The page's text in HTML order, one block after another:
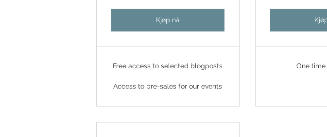
Kjøp nå
Free access to selected blogposts
Access to pre-sales for our events
One